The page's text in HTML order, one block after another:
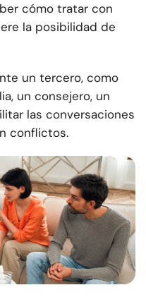
cómo tratar con
la posibilidad de
un tercero, como
un consejero, un
las conversaciones
conflictos.